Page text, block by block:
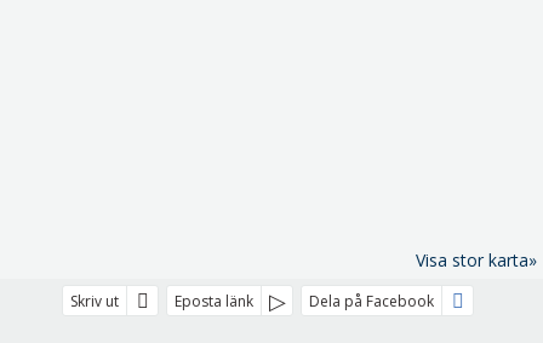
Visa stor karta»
Skriv ut Eposta länk Dela på Facebook